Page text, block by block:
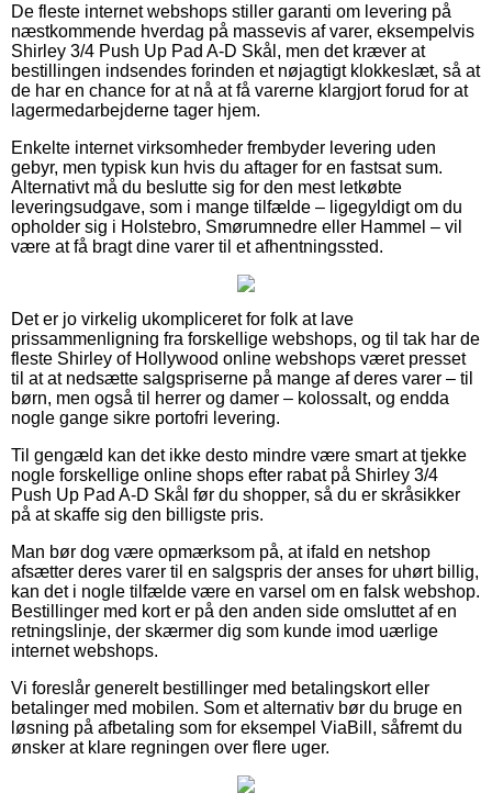
De fleste internet webshops stiller garanti om levering på
næstkommende hverdag på massevis af varer, eksempelvis
Shirley 3/4 Push Up Pad A-D Skål, men det kræver at
bestillingen indsendes forinden et nøjagtigt klokkeslæt, så at
de har en chance for at nå at få varerne klargjort forud for at
lagermedarbejderne tager hjem.
Enkelte internet virksomheder frembyder levering uden
gebyr, men typisk kun hvis du aftager for en fastsat sum.
Alternativt må du beslutte sig for den mest letkøbte
leveringsudgave, som i mange tilfælde – ligegyldigt om du
opholder sig i Holstebro, Smørumnedre eller Hammel – vil
være at få bragt dine varer til et afhentningssted.
Det er jo virkelig ukompliceret for folk at lave
prissammenligning fra forskellige webshops, og til tak har de
fleste Shirley of Hollywood online webshops været presset
til at at nedsætte salgspriserne på mange af deres varer – til
børn, men også til herrer og damer – kolossalt, og endda
nogle gange sikre portofri levering.
Til gengæld kan det ikke desto mindre være smart at tjekke
nogle forskellige online shops efter rabat på Shirley 3/4
Push Up Pad A-D Skål før du shopper, så du er skråsikker
på at skaffe sig den billigste pris.
Man bør dog være opmærksom på, at ifald en netshop
afsætter deres varer til en salgspris der anses for uhørt billig,
kan det i nogle tilfælde være en varsel om en falsk webshop.
Bestillinger med kort er på den anden side omsluttet af en
retningslinje, der skærmer dig som kunde imod uærlige
internet webshops.
Vi foreslår generelt bestillinger med betalingskort eller
betalinger med mobilen. Som et alternativ bør du bruge en
løsning på afbetaling som for eksempel ViaBill, såfremt du
ønsker at klare regningen over flere uger.